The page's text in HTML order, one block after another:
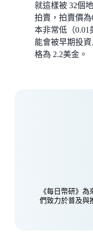
就這樣被 32個
拍賣，拍賣價
本非常低（
能會被早期投
格為 2.2美金。
《每日幣研》
們致力於普及與